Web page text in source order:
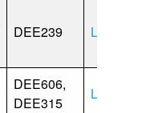
DEE239 Lattes
DEE606,
DEE315
Lattes